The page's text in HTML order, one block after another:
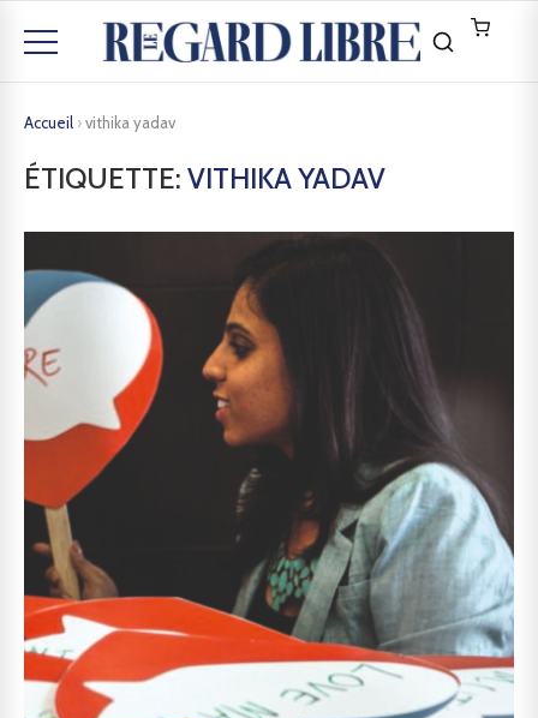
Accueil ›vithika yadav
ÉTIQUETTE: VITHIKA YADAV